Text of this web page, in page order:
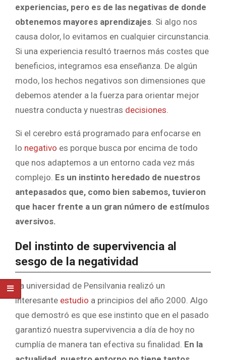
experiencias, pero es de las negativas de donde
obtenemos mayores aprendizajes. Si algo nos
causa dolor, lo evitamos en cualquier circunstancia.
Si una experiencia resultó traernos más costes que
beneficios, integramos esa enseñanza. De algún
modo, los hechos negativos son dimensiones que
debemos atender a la fuerza para orientar mejor
nuestra conducta y nuestras decisiones.
Si el cerebro está programado para enfocarse en
lo negativo es porque busca por encima de todo
que nos adaptemos a un entorno cada vez más
complejo. Es un instinto heredado de nuestros
antepasados que, como bien sabemos, tuvieron
que hacer frente a un gran número de estímulos
aversivos.
Del instinto de supervivencia al
sesgo de la negatividad
La universidad de Pensilvania realizó un
interesante estudio a principios del año 2000. Algo
que demostró es que ese instinto que en el pasado
garantizó nuestra supervivencia a día de hoy no
cumplía de manera tan efectiva su finalidad. En la